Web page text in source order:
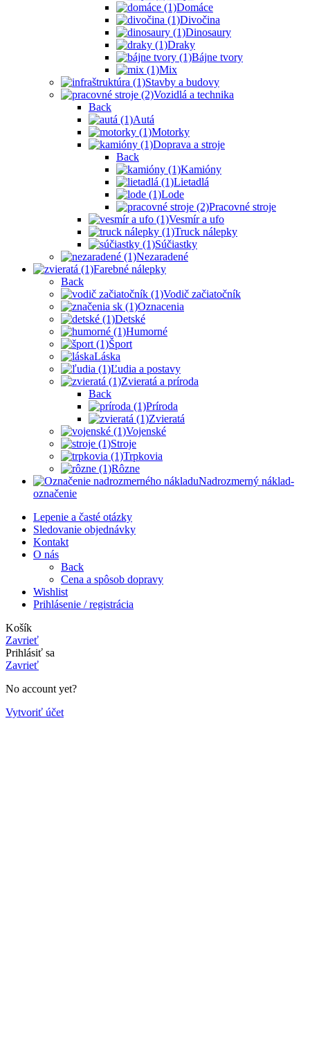
Domáce
Divočina
Dinosaury
Draky
Bájne tvory
Mix
Stavby a budovy
Vozidlá a technika
Back
Autá
Motorky
Doprava a stroje
Back
Kamióny
Lietadlá
Lode
Pracovné stroje
Vesmír a ufo
Truck nálepky
Súčiastky
Nezaradené
Farebné nálepky
Back
Vodič začiatočník
Oznacenia
Detské
Humorné
Šport
Láska
Ľudia a postavy
Zvieratá a príroda
Back
Príroda
Zvieratá
Vojenské
Stroje
Trpkovia
Rôzne
Nadrozmerný náklad-
označenie
Lepenie a časté otázky
Sledovanie objednávky
Kontakt
O nás
Back
Cena a spôsob dopravy
Wishlist
Prihlásenie / registrácia
Košík
Zavrieť
Prihlásiť sa
Zavrieť
No account yet?
Vytvoriť účet